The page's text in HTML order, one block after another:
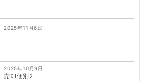
2025年11月6日
2025年10月9日
売却個別2